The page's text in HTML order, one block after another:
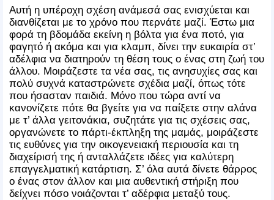
Αυτή η υπέροχη σχέση ανάμεσά σας ενισχύεται και
διανθίζεται με το χρόνο που περνάτε μαζί. Έστω μια
φορά τη βδομάδα εκείνη η βόλτα για ένα ποτό, για
φαγητό ή ακόμα και για κλαμπ, δίνει την ευκαιρία στ’
αδέλφια να διατηρούν τη θέση τους ο ένας στη ζωή του
άλλου. Μοιράζεστε τα νέα σας, τις ανησυχίες σας και
πολύ συχνά καταστρώνετε σχέδια μαζί, όπως τότε
που ήσασταν παιδιά. Μόνο που τώρα αντί να
κανονίζετε πότε θα βγείτε για να παίξετε στην αλάνα
με τ’ άλλα γειτονάκια, συζητάτε για τις σχέσεις σας,
οργανώνετε το πάρτι-έκπληξη της μαμάς, μοιράζεστε
τις ευθύνες για την οικογενειακή περιουσία και τη
διαχείρισή της ή ανταλλάζετε ιδέες για καλύτερη
επαγγελματική κατάρτιση. Σ’ όλα αυτά δίνετε θάρρος
ο ένας στον άλλον και μια αυθεντική στήριξη που
δείχνει πόσο νοιάζονται τ’ αδέρφια μεταξύ τους.